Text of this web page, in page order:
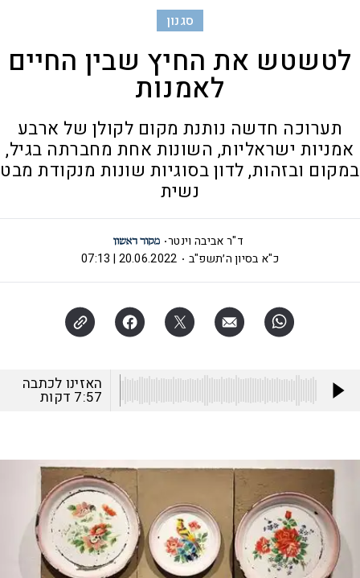
סגנון
לטשטש את החיץ שבין החיים
לאמנות
תערוכה חדשה נותנת מקום לקולן של ארבע
אמניות ישראליות, השונות אחת מחברתה בגיל,
במקום ובזהות, לדון בסוגיות שונות מנקודת מבט
נשית
ד"ר אביבה וינטר
כ"א בסיון ה׳תשפ"ב
20.06.2022 | 07:13
האזינו לכתבה
7:57 דקות